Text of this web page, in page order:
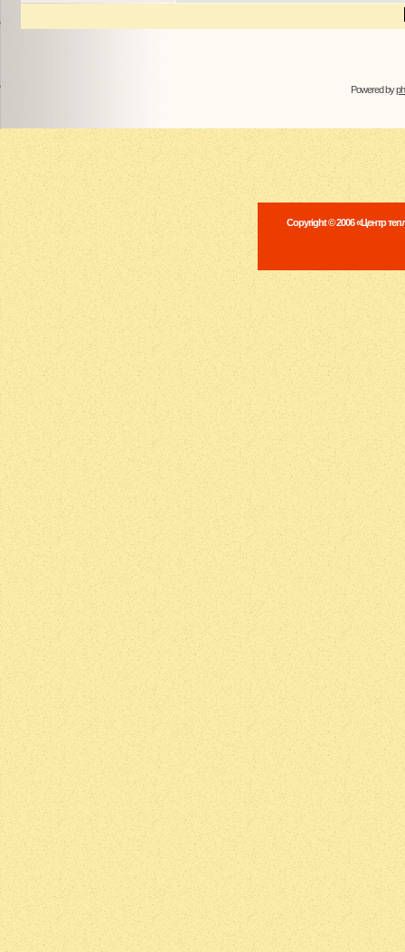
Powered by
Copyright © 2006 «Центр